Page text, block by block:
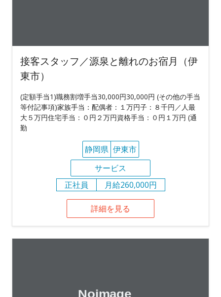
接客スタッフ／源泉と離れのお宿月（伊
東市）
(定額手当1)職務割増手当30,000円30,000円 (その他の手当
等付記事項)家族手当：配偶者：１万円子：８千円／人最
大５万円住宅手当：０円２万円資格手当：０円１万円 (通
勤
静岡県 伊東市
サービス
正社員
月給260,000円
詳細を見る